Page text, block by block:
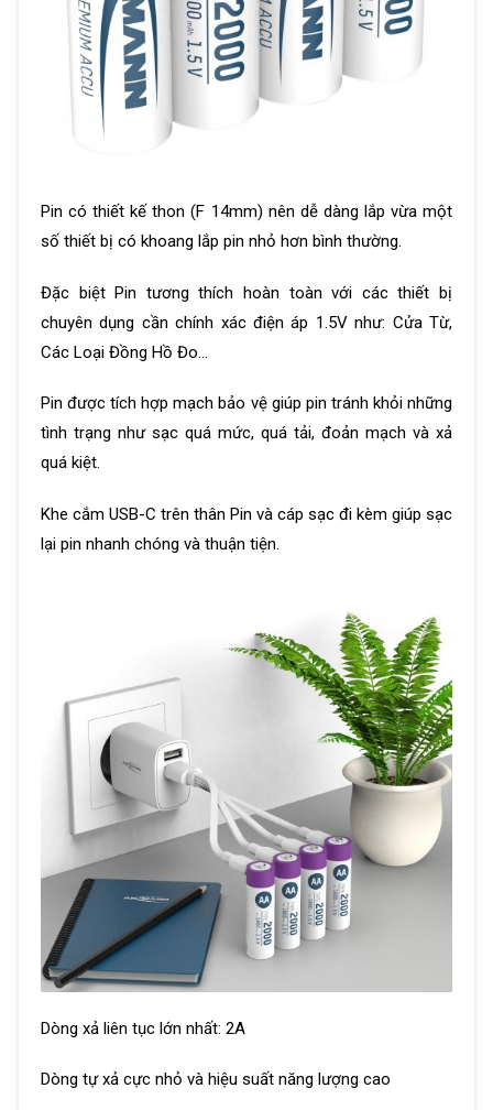
Pin có thiết kế thon (F 14mm) nên dễ dàng lắp vừa một
số thiết bị có khoang lắp pin nhỏ hơn bình thường.
Đặc biệt Pin tương thích hoàn toàn với các thiết bị
chuyên dụng cần chính xác điện áp 1.5V như: Cửa Từ,
Các Loại Đồng Hồ Đo…
Pin được tích hợp mạch bảo vệ giúp pin tránh khỏi những
tình trạng như sạc quá mức, quá tải, đoản mạch và xả
quá kiệt.
Khe cắm USB-C trên thân Pin và cáp sạc đi kèm giúp sạc
lại pin nhanh chóng và thuận tiện.
Dòng xả liên tục lớn nhất: 2A
Dòng tự xả cực nhỏ và hiệu suất năng lượng cao